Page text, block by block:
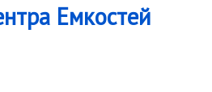
Емкостей